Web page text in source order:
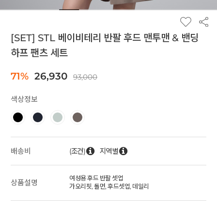
[SET] STL 베이비테리 반팔 후드 맨투맨 & 밴딩
하프 팬츠 세트
71% 26,930 93,000
색상정보
배송비 (조건) 지역별
상품설명
여성용 후드 반팔 셋업
가오리핏, 돌먼, 후드셋업, 데일리